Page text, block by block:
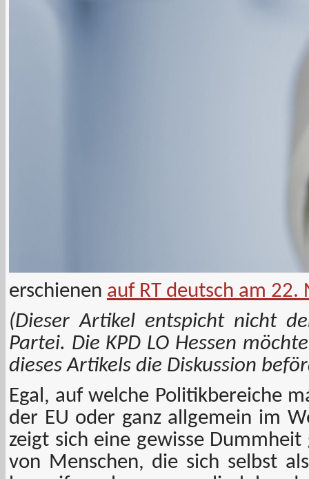
erschienen auf RT deutsch am 22.
(Dieser Artikel entspicht nicht
Partei. Die KPD LO Hessen
dieses Artikels die Diskussion
Egal, auf welche Politikbereiche
der EU oder ganz allgemein im
zeigt sich eine gewisse
von Menschen, die sich selbst